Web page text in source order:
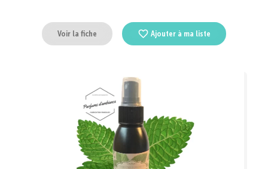
Voir la fiche Ajouter à ma liste